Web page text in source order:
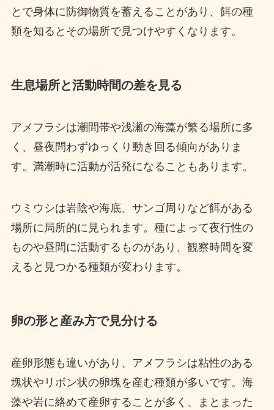
とで身体に防御物質を蓄えることがあり、餌の種
類を知るとその場所で見つけやすくなります。
生息場所と活動時間の差を見る
アメフラシは潮間帯や浅瀬の海藻が繁る場所に多
く、昼夜問わずゆっくり動き回る傾向がありま
す。満潮時に活動が活発になることもあります。
ウミウシは岩陰や海底、サンゴ周りなど餌がある
場所に局所的に見られます。種によって夜行性の
ものや昼間に活動するものがあり、観察時間を変
えると見つかる種類が変わります。
卵の形と産み方で見分ける
産卵形態も違いがあり、アメフラシは粘性のある
塊状やリボン状の卵塊を産む種類が多いです。海
藻や岩に絡めて産卵することが多く、まとまった